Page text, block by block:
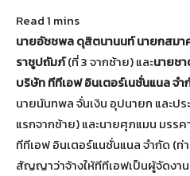
นายอัชชพล ดุสิตนานนท์ นายกสมา
ราชูปถัมภ์(ที่ 3 จากซ้าย) และนายช
บริษัท ทีทีเอฟ อินเตอร์เนชั่นแนล จำ
นายนันทพล จั่นเงิน อุปนายก และป
แรกจากซ้าย) และนายศุภแมน มรร
ทีทีเอฟ อินเตอร์แนชั่นแนล จำกัด (ท่
สัญญาว่าจ้างให้ทีทีเอฟเป็นผู้จัดงา